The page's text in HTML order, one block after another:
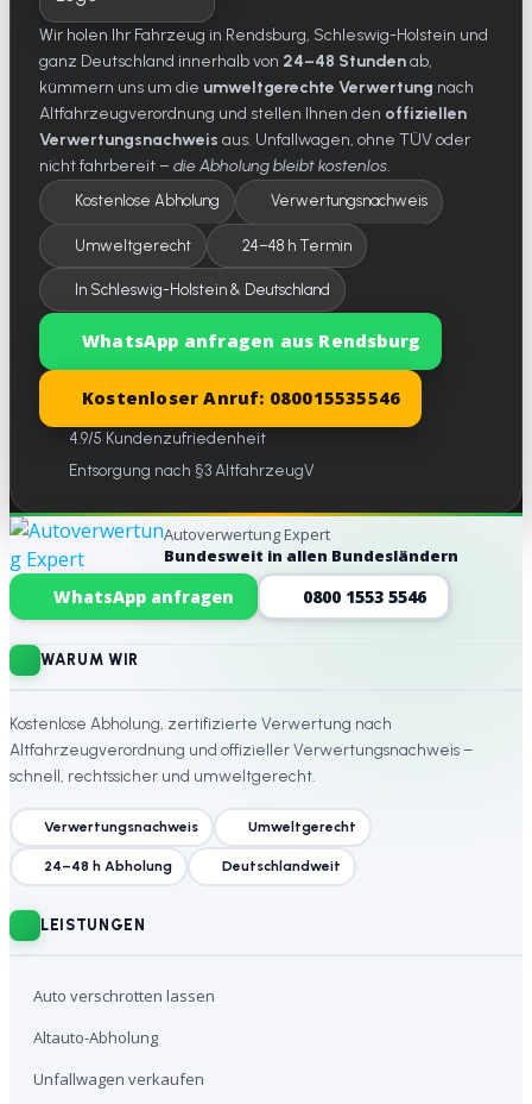
Wir holen Ihr Fahrzeug in Rendsburg, Schleswig-Holstein und
ganz Deutschland innerhalb von 24–48 Stundenab,
kümmern uns um die umweltgerechte Verwertung nach
Altfahrzeugverordnung und stellen Ihnen den offiziellen
Verwertungsnachweis aus. Unfallwagen, ohne TÜV oder
nicht fahrbereit – die Abholung bleibt kostenlos.
Kostenlose Abholung Verwertungsnachweis
Umweltgerecht 24–48 h Termin
In Schleswig-Holstein & Deutschland
WhatsApp anfragen aus Rendsburg
Kostenloser Anruf: 080015535546
4.9/5 Kundenzufriedenheit
Entsorgung nach §3 AltfahrzeugV
Website-Footer
Autoverwertung Expert
Bundesweit in allen Bundesländern
WhatsApp anfragen 0800 1553 5546
WARUM WIR
Kostenlose Abholung, zertifizierte Verwertung nach
Altfahrzeugverordnung und offizieller Verwertungsnachweis –
schnell, rechtssicher und umweltgerecht.
Verwertungsnachweis Umweltgerecht
24–48 h Abholung Deutschlandweit
LEISTUNGEN
Auto verschrotten lassen
Altauto-Abholung
Unfallwagen verkaufen